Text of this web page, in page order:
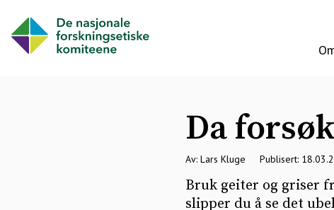
Da
Av: Lars Kluge Publisert:
Bruk geiter og griser
slipper du å se det